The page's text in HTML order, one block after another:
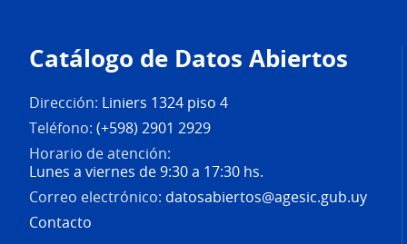
página
Catálogo de Datos Abiertos
Dirección: Liniers 1324 piso 4
Teléfono: (+598) 2901 2929
Horario de atención:
Lunes a viernes de 9:30 a 17:30 hs.
Correo electrónico: datosabiertos@agesic.gub.uy
Contacto